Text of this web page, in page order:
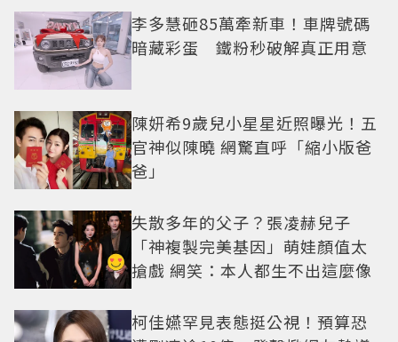
李多慧砸85萬牽新車！車牌號碼
暗藏彩蛋 鐵粉秒破解真正用意
陳妍希9歲兒小星星近照曝光！五
官神似陳曉 網驚直呼「縮小版爸
爸」
失散多年的父子？張凌赫兒子
「神複製完美基因」萌娃顏值太
搶戲 網笑：本人都生不出這麼像
柯佳嬿罕見表態挺公視！預算恐